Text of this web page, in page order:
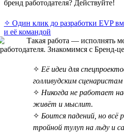
бренд работодателя? Действуйте!
✧ Один клик до разработки EVP
и её командой
✧ Её идеи для
голливудским
✧ Никогда не работает
живёт и мыслит.
✧ Боится падений, но всё
тройной тулуп на льду и